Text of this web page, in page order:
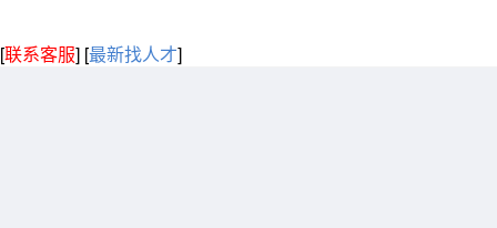
[联系客服] [最新找人才]